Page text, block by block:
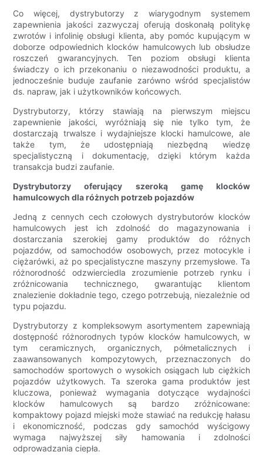
Co więcej, dystrybutorzy z wiarygodnym systemem
zapewnienia jakości zazwyczaj oferują doskonałą politykę
zwrotów i infolinię obsługi klienta, aby pomóc kupującym w
doborze odpowiednich klocków hamulcowych lub obsłudze
roszczeń gwarancyjnych. Ten poziom obsługi klienta
świadczy o ich przekonaniu o niezawodności produktu, a
jednocześnie buduje zaufanie zarówno wśród specjalistów
ds. napraw, jak i użytkowników końcowych.
Dystrybutorzy, którzy stawiają na pierwszym miejscu
zapewnienie jakości, wyróżniają się nie tylko tym, że
dostarczają trwalsze i wydajniejsze klocki hamulcowe, ale
także tym, że udostępniają niezbędną wiedzę
specjalistyczną i dokumentację, dzięki którym każda
transakcja budzi zaufanie.
Dystrybutorzy oferujący szeroką gamę klocków
hamulcowych dla różnych potrzeb pojazdów
Jedną z cennych cech czołowych dystrybutorów klocków
hamulcowych jest ich zdolność do magazynowania i
dostarczania szerokiej gamy produktów do różnych
pojazdów, od samochodów osobowych, przez motocykle i
ciężarówki, aż po specjalistyczne maszyny przemysłowe. Ta
różnorodność odzwierciedla zrozumienie potrzeb rynku i
zróżnicowania technicznego, gwarantując klientom
znalezienie dokładnie tego, czego potrzebują, niezależnie od
typu pojazdu.
Dystrybutorzy z kompleksowym asortymentem zapewniają
dostępność różnorodnych typów klocków hamulcowych, w
tym ceramicznych, organicznych, półmetalicznych i
zaawansowanych kompozytowych, przeznaczonych do
samochodów sportowych o wysokich osiągach lub ciężkich
pojazdów użytkowych. Ta szeroka gama produktów jest
kluczowa, ponieważ wymagania dotyczące wydajności
klocków hamulcowych są bardzo zróżnicowane:
kompaktowy pojazd miejski może stawiać na redukcję hałasu
i ekonomiczność, podczas gdy samochód wyścigowy
wymaga najwyższej siły hamowania i zdolności
odprowadzania ciepła.